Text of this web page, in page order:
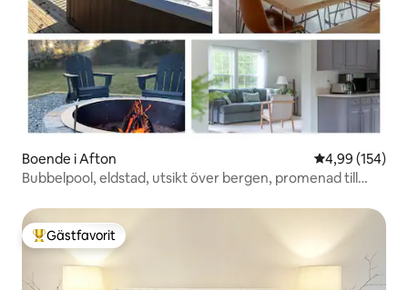
Boende i Afton 4,99 av 5 i
4,99 (154)
Bubbelpool, eldstad, utsikt över bergen, promenad till
Populär gästfavorit
Gästfavorit